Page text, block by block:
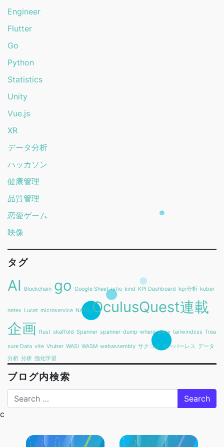
Engineer
Flutter
Go
Python
Statistics
Unity
Vue.js
XR
データ分析
ハッカソン
健康管理
品質管理
恋愛ゲーム
映像
タグ
AI Blockchain go Google Sheet istio kind KPI Dashboard kpi分析 kuber
netes Lucet microservice NATS OculusQuest連載
企画 Rust skaffold Spanner spanner-dump-where swrv tailwindcss Trea
sure Data vite Vtuber WASI WASM webassembly サクコイ サーバーレス データ
分析 分析 強化学習
ブログ内検索
Search
c